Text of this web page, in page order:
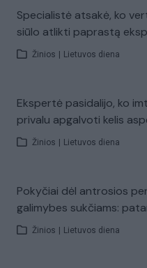
Specialistė atsakė, ko
siūlo atlikti paprastą
Žinios Lietuvos diena
Ekspertė pasidalijo, ko
privalu apgalvoti kelis
Žinios Lietuvos diena
Pokyčiai dėl antrosios
galimybes sukčiams:
Žinios Lietuvos diena